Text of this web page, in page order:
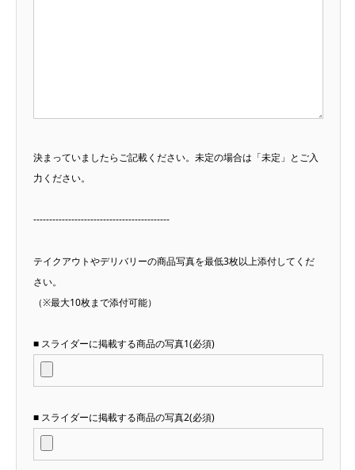
決まっていましたらご記載ください。未定の場合は「未定」とご入
力ください。
-------------------------------------------
テイクアウトやデリバリーの商品写真を最低3枚以上添付してくだ
さい。
（※最大10枚まで添付可能）
■ スライダーに掲載する商品の写真1(必須)
■ スライダーに掲載する商品の写真2(必須)